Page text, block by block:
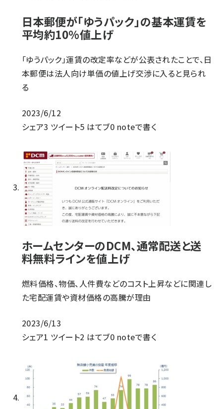
日本郵便が「ゆうパック」の基本運賃を
平均約10%値上げ
「ゆうパック」運賃の改定率などが公表されたことで、日
本郵便は法人向け単価の値上げ交渉に入ると見られ
る
2023/6/12
シェア3 ツイート5 はてブ0 noteで書く
ホームセンターのDCM、通常配送と送
料無料ラインを値上げ
燃料価格、物価、人件費などのコスト上昇などに関連し
た宅配運賃や資材価格の高騰が理由
2023/6/13
シェア1 ツイート2 はてブ0 noteで書く